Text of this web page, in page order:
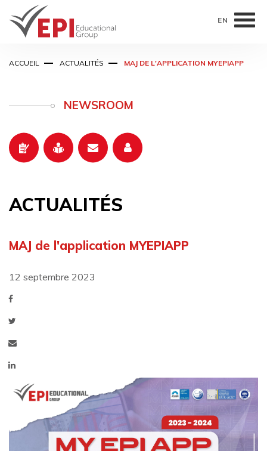
au
EN
NEWSROOM
ACCUEIL ACTUALITÉS MAJ DE L'APPLICATION MYEPIAPP
ACTUALITÉS
MAJ de l'application MYEPIAPP
12 septembre 2023